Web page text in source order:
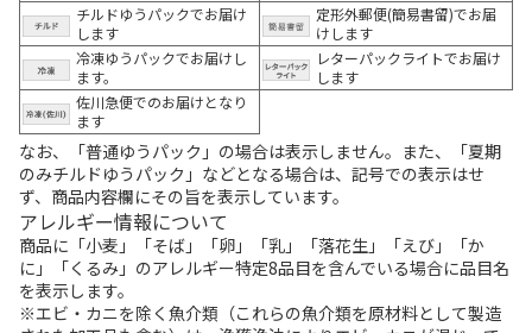
チルドゆうパックでお届け
します
定形外郵便(簡易書留)でお届
けします
冷凍ゆうパックでお届けし
ます。
レターパックライトでお届け
します
佐川急便でのお届けとなり
ます
なお、「普通ゆうパック」の場合は表示しません。また、「夏期
のみチルドゆうパック」などとなる場合は、記号での表示はせ
ず、商品内容欄にその旨を表示しています。
アレルギー情報について
商品に「小麦」「そば」「卵」「乳」「落花生」「えび」「か
に」「くるみ」のアレルギー特定8品目を含んでいる場合に品目名
を表示します。
※エビ・カニを除く魚介類（これらの魚介類を原材料として製造